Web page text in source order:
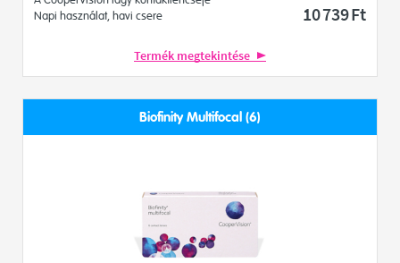
Napi használat, havi csere
10 739Ft
Termék megtekintése
Biofinity Multifocal (6)